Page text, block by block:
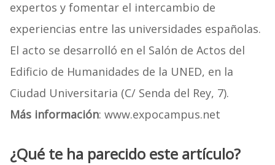
expertos y fomentar el intercambio de
experiencias entre las universidades españolas.
El acto se desarrolló en el Salón de Actos del
Edificio de Humanidades de la UNED, en la
Ciudad Universitaria (C/ Senda del Rey, 7).
Más información: www.expocampus.net
¿Qué te ha parecido este artículo?